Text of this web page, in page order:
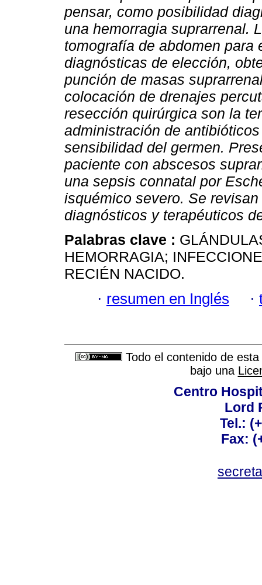
pensar, como posibilidad
una hemorragia suprarrenal.
tomografía de abdomen
diagnósticas de elección,
punción de masas
colocación de drenajes
resección quirúrgica son la
administración de
sensibilidad del germen.
paciente con abscesos
una sepsis connatal por
isquémico severo. Se
diagnósticos y terapéuticos
Palabras clave :
HEMORRAGIA;
RECIÉN NACIDO.
· resumen en Inglés ·
Todo el contenido de
bajo una
Centro
Lord
Tel.:
Fax: